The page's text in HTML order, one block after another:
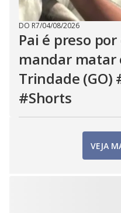
DO R7/04/08/2026
Pai é preso
mandar
Trindade (GO)
#Shorts
VEJA